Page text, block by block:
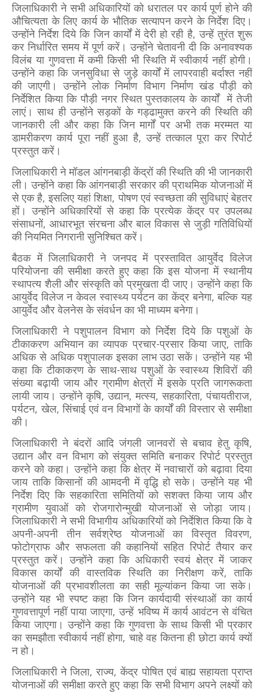
जिलाधिकारी ने सभी अधिकारियों को धरातल पर कार्य पूर्ण होने की
औचित्यता के लिए कार्य के भौतिक सत्यापन करने के निर्देश दिए।
उन्होंने निर्देश दिये कि जिन कार्यों में देरी हो रही है, उन्हें तुरंत शुरू
कर निर्धारित समय में पूर्ण करें। उन्होंने चेतावनी दी कि अनावश्यक
विलंब या गुणवत्ता में कमी किसी भी स्थिति में स्वीकार्य नहीं होगी।
उन्होंने कहा कि जनसुविधा से जुड़े कार्यों में लापरवाही बर्दाश्त नहीं
की जाएगी। उन्होंने लोक निर्माण विभाग निर्माण खंड पौड़ी को
निर्देशित किया कि पौड़ी नगर स्थित पुस्तकालय के कार्यों में तेजी
लाएं। साथ ही उन्होंने सड़कों के गड्ढामुक्त करने की स्थिति की
जानकारी ली और कहा कि जिन मार्गों पर अभी तक मरम्मत या
डामरीकरण कार्य पूरा नहीं हुआ है, उन्हें तत्काल पूरा कर रिपोर्ट
प्रस्तुत करें।
जिलाधिकारी ने मॉडल आंगनबाड़ी केंद्रों की स्थिति की भी जानकारी
ली। उन्होंने कहा कि आंगनबाड़ी सरकार की प्राथमिक योजनाओं में
से एक है, इसलिए यहां शिक्षा, पोषण एवं स्वच्छता की सुविधाएं बेहतर
हों। उन्होंने अधिकारियों से कहा कि प्रत्येक केंद्र पर उपलब्ध
संसाधनों, आधारभूत संरचना और बाल विकास से जुड़ी गतिविधियों
की नियमित निगरानी सुनिश्चित करें।
बैठक में जिलाधिकारी ने जनपद में प्रस्तावित आयुर्वेद विलेज
परियोजना की समीक्षा करते हुए कहा कि इस योजना में स्थानीय
स्थापत्य शैली और संस्कृति को प्रमुखता दी जाए। उन्होंने कहा कि
आयुर्वेद विलेज न केवल स्वास्थ्य पर्यटन का केंद्र बनेगा, बल्कि यह
आयुर्वेद और वेलनेस के संवर्धन का भी माध्यम बनेगा।
जिलाधिकारी ने पशुपालन विभाग को निर्देश दिये कि पशुओं के
टीकाकरण अभियान का व्यापक प्रचार-प्रसार किया जाए, ताकि
अधिक से अधिक पशुपालक इसका लाभ उठा सकें। उन्होंने यह भी
कहा कि टीकाकरण के साथ-साथ पशुओं के स्वास्थ्य शिविरों की
संख्या बढ़ायी जाय और ग्रामीण क्षेत्रों में इसके प्रति जागरूकता
लायी जाय। उन्होंने कृषि, उद्यान, मत्स्य, सहकारिता, पंचायतीराज,
पर्यटन, खेल, सिंचाई एवं वन विभागों के कार्यों की विस्तार से समीक्षा
की।
जिलाधिकारी ने बंदरों आदि जंगली जानवरों से बचाव हेतु कृषि,
उद्यान और वन विभाग को संयुक्त समिति बनाकर रिपोर्ट प्रस्तुत
करने को कहा। उन्होंने कहा कि क्षेत्र में नवाचारों को बढ़ावा दिया
जाय ताकि किसानों की आमदनी में वृद्धि हो सके। उन्होंने यह भी
निर्देश दिए कि सहकारिता समितियों को सशक्त किया जाय और
ग्रामीण युवाओं को रोजगारोन्मुखी योजनाओं से जोड़ा जाय।
जिलाधिकारी ने सभी विभागीय अधिकारियों को निर्देशित किया कि वे
अपनी-अपनी तीन सर्वश्रेष्ठ योजनाओं का विस्तृत विवरण,
फोटोग्राफ और सफलता की कहानियों सहित रिपोर्ट तैयार कर
प्रस्तुत करें। उन्होंने कहा कि अधिकारी स्वयं क्षेत्र में जाकर
विकास कार्यों की वास्तविक स्थिति का निरीक्षण करें, ताकि
योजनाओं की प्रभावशीलता का सही मूल्यांकन किया जा सके।
उन्होंने यह भी स्पष्ट कहा कि जिन कार्यदायी संस्थाओं का कार्य
गुणवत्तापूर्ण नहीं पाया जाएगा, उन्हें भविष्य में कार्य आवंटन से वंचित
किया जाएगा। उन्होंने कहा कि गुणवत्ता के साथ किसी भी प्रकार
का समझौता स्वीकार्य नहीं होगा, चाहे वह कितना ही छोटा कार्य क्यों
न हो।
जिलाधिकारी ने जिला, राज्य, केंद्र पोषित एवं बाह्य सहायता प्राप्त
योजनाओं की समीक्षा करते हुए कहा कि सभी विभाग अपने लक्ष्यों को